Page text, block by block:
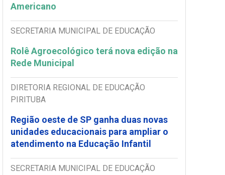
Americano
SECRETARIA MUNICIPAL DE EDUCAÇÃO
Rolê Agroecológico terá nova edição na
Rede Municipal
DIRETORIA REGIONAL DE EDUCAÇÃO
PIRITUBA
Região oeste de SP ganha duas novas
unidades educacionais para ampliar o
atendimento na Educação Infantil
SECRETARIA MUNICIPAL DE EDUCAÇÃO